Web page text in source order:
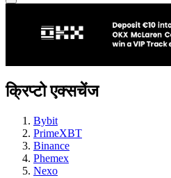
क्रिप्टो एक्सचेंज
Bybit
PrimeXBT
Binance
Phemex
Nexo